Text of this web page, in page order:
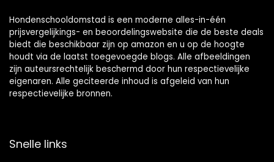
Hondenschooldomstad is een moderne alles-in-één
prijsvergelijkings- en beoordelingswebsite die de beste deals
biedt die beschikbaar zijn op amazon en u op de hoogte
houdt via de laatst toegevoegde blogs. Alle afbeeldingen
zijn auteursrechtelijk beschermd door hun respectievelijke
eigenaren. Alle geciteerde inhoud is afgeleid van hun
respectievelijke bronnen.
Snelle links